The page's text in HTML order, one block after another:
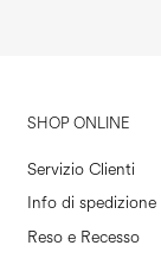
SHOP ONLINE
Servizio Clienti
Info di spedizione
Reso e Recesso